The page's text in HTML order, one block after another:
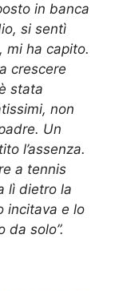
in banca
si sentì
mi ha capito.
crescere
stata
non
Un
l’assenza.
a tennis
lì dietro la
incitava e lo
da solo”.